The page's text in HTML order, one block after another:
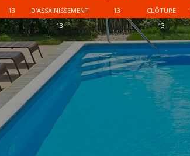
13
D'ASSAINISSEMENT
13
13
CLÔTURE
13